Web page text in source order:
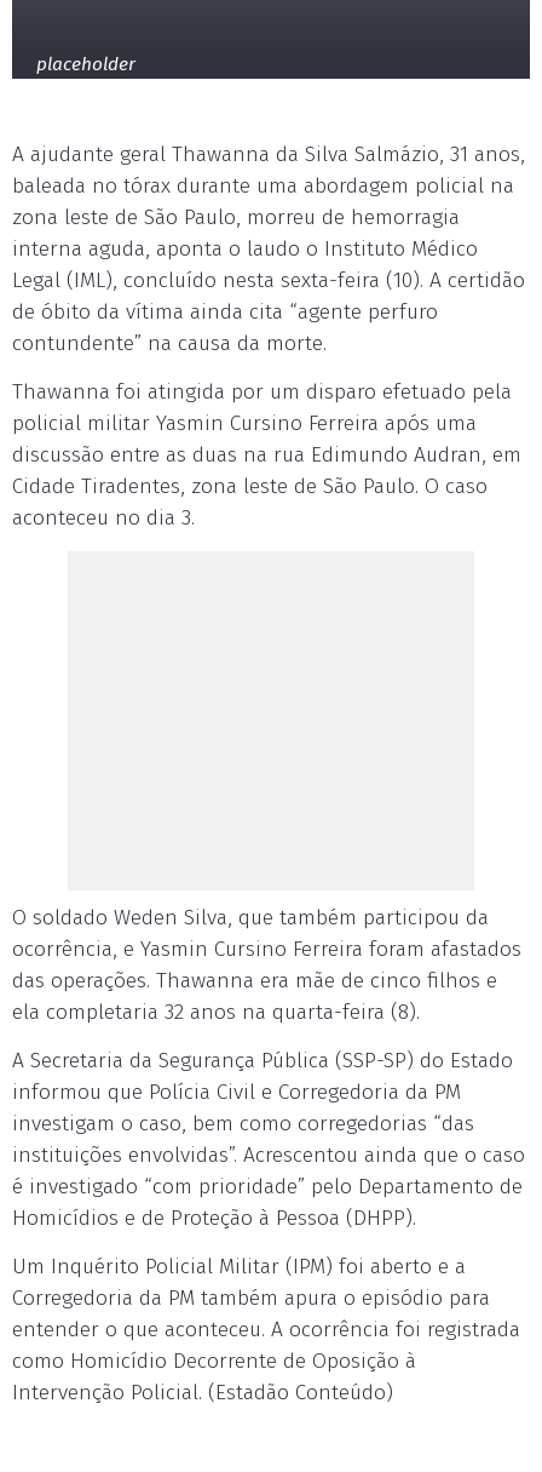
placeholder
A ajudante geral Thawanna da Silva Salmázio, 31 anos,
baleada no tórax durante uma abordagem policial na
zona leste de São Paulo, morreu de hemorragia
interna aguda, aponta o laudo o Instituto Médico
Legal (IML), concluído nesta sexta-feira (10). A certidão
de óbito da vítima ainda cita “agente perfuro
contundente” na causa da morte.
Thawanna foi atingida por um disparo efetuado pela
policial militar Yasmin Cursino Ferreira após uma
discussão entre as duas na rua Edimundo Audran, em
Cidade Tiradentes, zona leste de São Paulo. O caso
aconteceu no dia 3.
O soldado Weden Silva, que também participou da
ocorrência, e Yasmin Cursino Ferreira foram afastados
das operações. Thawanna era mãe de cinco filhos e
ela completaria 32 anos na quarta-feira (8).
A Secretaria da Segurança Pública (SSP-SP) do Estado
informou que Polícia Civil e Corregedoria da PM
investigam o caso, bem como corregedorias “das
instituições envolvidas”. Acrescentou ainda que o caso
é investigado “com prioridade” pelo Departamento de
Homicídios e de Proteção à Pessoa (DHPP).
Um Inquérito Policial Militar (IPM) foi aberto e a
Corregedoria da PM também apura o episódio para
entender o que aconteceu. A ocorrência foi registrada
como Homicídio Decorrente de Oposição à
Intervenção Policial. (Estadão Conteúdo)